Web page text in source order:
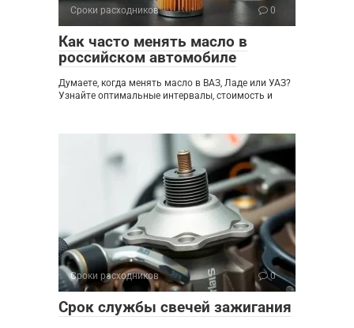
Сроки расходников 0
Как часто менять масло в
российском автомобиле
Думаете, когда менять масло в ВАЗ, Ладе или УАЗ?
Узнайте оптимальные интервалы, стоимость и
Сроки расходников 0
Срок службы свечей зажигания